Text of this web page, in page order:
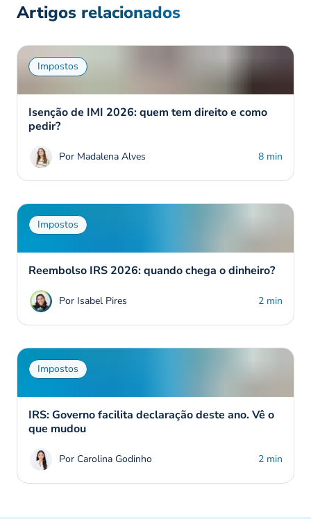
Artigos relacionados
Impostos
Isenção de IMI 2026: quem tem direito e como
pedir?
Por Madalena Alves 8 min
Impostos
Reembolso IRS 2026: quando chega o dinheiro?
Por Isabel Pires 2 min
Impostos
IRS: Governo facilita declaração deste ano. Vê o
que mudou
Por Carolina Godinho 2 min